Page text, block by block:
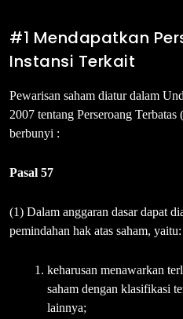
#1 Mendapatkan
Instansi Terkait
Pewarisan saham diatur dalam
2007 tentang Perseroang
berbunyi :
Pasal 57
(1) Dalam anggaran dasar dapat
pemindahan hak atas saham, yaitu:
keharusan menawarkan
saham dengan klasifikasi
lainnya;